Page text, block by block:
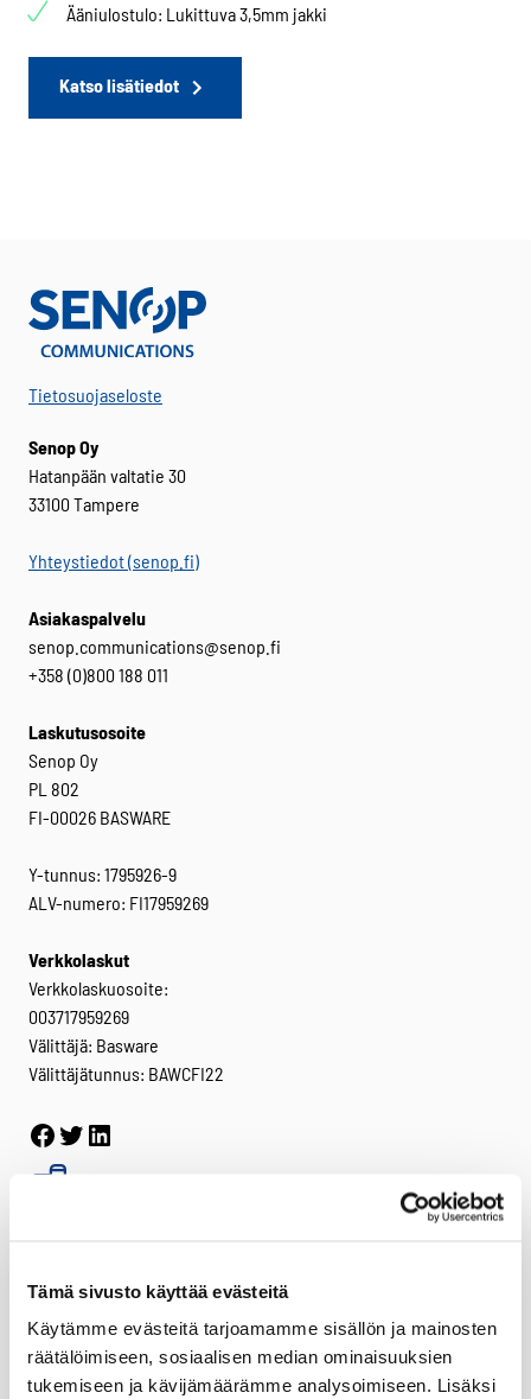
Tämä sivusto käyttää evästeitä
Käytämme evästeitä tarjoamamme sisällön ja mainosten
räätälöimiseen, sosiaalisen median ominaisuuksien
tukemiseen ja kävijämäärämme analysoimiseen. Lisäksi
Ääniulostulo: Lukittuva 3,5mm jakki
Katso lisätiedot
Tietosuojaseloste
Senop Oy
Hatanpään valtatie 30
33100 Tampere
Yhteystiedot (senop.fi)
Asiakaspalvelu
senop.communications@senop.fi
+358 (0)800 188 011
Laskutusosoite
Senop Oy
PL 802
FI-00026 BASWARE
Y-tunnus: 1795926-9
ALV-numero: FI17959269
Verkkolaskut
Verkkolaskuosoite:
003717959269
Välittäjä: Basware
Välittäjätunnus: BAWCFI22
Twitter
Ajoneuvotelakat
Akut